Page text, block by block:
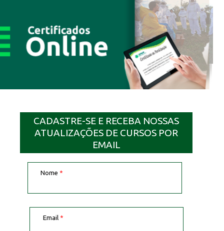
CADASTRE-SE E RECEBA NOSSAS
ATUALIZAÇÕES DE CURSOS POR
EMAIL
Nome *
Email *